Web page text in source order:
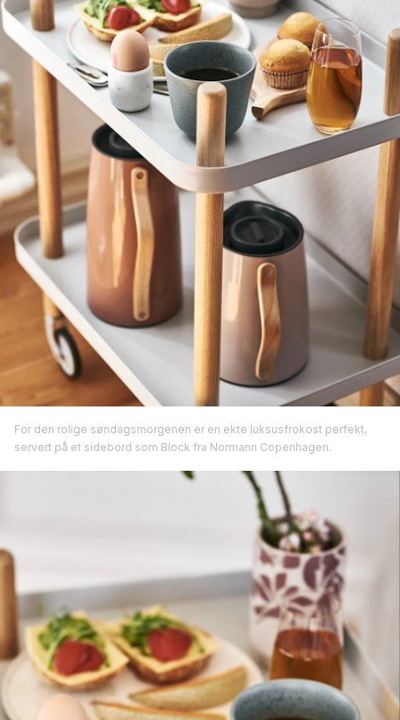
For den rolige søndagsmorgenen er en ekte luksusfrokost perfekt,
servert på et sidebord som Block fra Normann Copenhagen.